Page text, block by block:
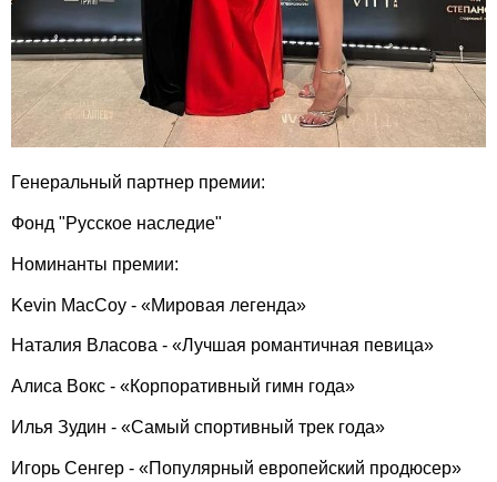
Генеральный партнер премии:
Фонд "Русское наследие"
Номинанты премии:
Kevin MacCoy - «Мировая легенда»
Наталия Власова - «Лучшая романтичная певица»
Алиса Вокс - «Корпоративный гимн года»
Илья Зудин - «Самый спортивный трек года»
Игорь Сенгер - «Популярный европейский продюсер»